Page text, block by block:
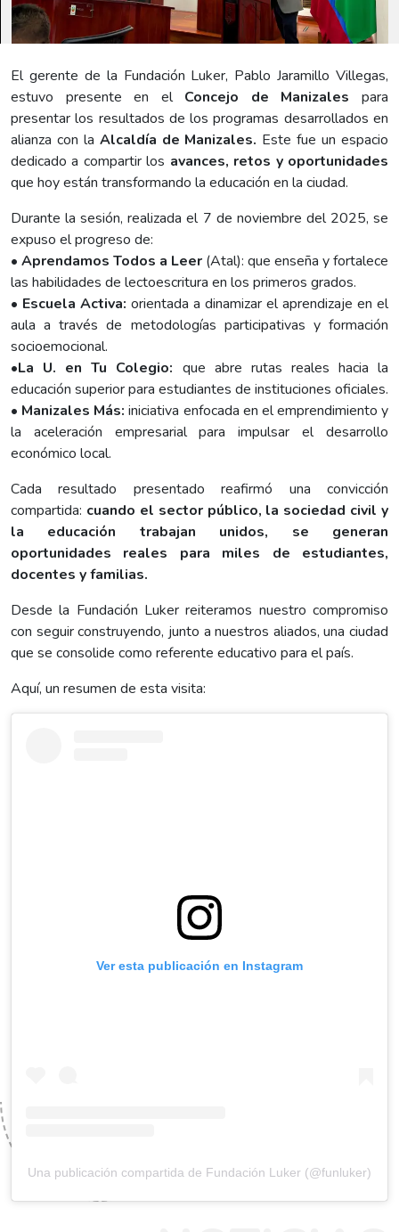
El gerente de la Fundación Luker, Pablo Jaramillo Villegas,
estuvo presente en el Concejo de Manizales para
presentar los resultados de los programas desarrollados en
alianza con la Alcaldía de Manizales. Este fue un espacio
dedicado a compartir los avances, retos y oportunidades
que hoy están transformando la educación en la ciudad.
Durante la sesión, realizada el 7 de noviembre del 2025, se
expuso el progreso de:
• Aprendamos Todos a Leer (Atal): que enseña y fortalece
las habilidades de lectoescritura en los primeros grados.
• Escuela Activa: orientada a dinamizar el aprendizaje en el
aula a través de metodologías participativas y formación
socioemocional.
•La U. en Tu Colegio: que abre rutas reales hacia la
educación superior para estudiantes de instituciones oficiales.
• Manizales Más: iniciativa enfocada en el emprendimiento y
la aceleración empresarial para impulsar el desarrollo
económico local.
Cada resultado presentado reafirmó una convicción
compartida: cuando el sector público, la sociedad civil y
la educación trabajan unidos, se generan
oportunidades reales para miles de estudiantes,
docentes y familias.
Desde la Fundación Luker reiteramos nuestro compromiso
con seguir construyendo, junto a nuestros aliados, una ciudad
que se consolide como referente educativo para el país.
Aquí, un resumen de esta visita:
Ver esta publicación en Instagram
Una publicación compartida de Fundación Luker (@funluker)